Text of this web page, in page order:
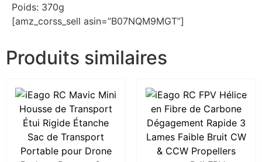
Poids: 370g
[amz_corss_sell asin=”B07NQM9MGT”]
Produits similaires